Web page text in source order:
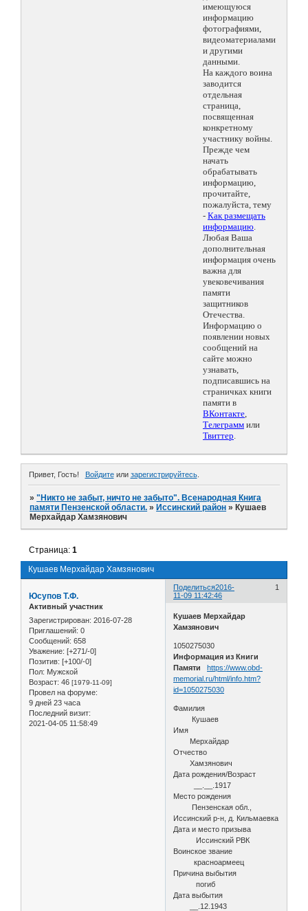
имеющуюся
информацию
фотографиями,
видеоматериалами
и другими
данными.
На каждого воина
заводится
отдельная
страница,
посвященная
конкретному
участнику войны.
Прежде чем
начать
обрабатывать
информацию,
прочитайте,
пожалуйста, тему
- Как размещать
информацию.
Любая Ваша
дополнительная
информация очень
важна для
увековечивания
памяти
защитников
Отечества.
Информацию о
появлении новых
сообщений на
сайте можно
узнавать,
подписавшись на
страничках книги
памяти в
ВКонтакте,
Телеграмм или
Твиттер.
Привет, Гость! Войдитеили зарегистрируйтесь.
»"Никто не забыт, ничто не забыто". Всенародная Книга
памяти Пензенской области. » Иссинский район » Кушаев
Мерхайдар Хамзянович
Кушаев Мерхайдар Хамзянович
Страница:1
Поделиться 1
2016-
11-09 11:42:46
Юсупов Т.Ф.
Активный участник
Зарегистрирован: 2016-07-28
Приглашений: 0
Сообщений: 658
Уважение: [+271/-0]
Позитив: [+100/-0]
Пол: Мужской
Возраст: 46 [1979-11-09]
Провел на форуме:
9 дней 23 часа
Последний визит:
2021-04-05 11:58:49
Кушаев Мерхайдар
Хамзянович
1050275030
Информация из Книги
Памяти
https://www.obd-
memorial.ru/html/info.htm?
id=1050275030
Фамилия
Кушаев
Имя
Мерхайдар
Отчество
Хамзянович
Дата рождения/Возраст
__.__.1917
Место рождения
Пензенская обл.,
Иссинский р-н, д. Кильмаевка
Дата и место призыва
Иссинский РВК
Воинское звание
красноармеец
Причина выбытия
погиб
Дата выбытия
__.12.1943